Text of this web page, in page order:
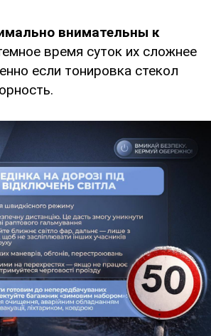
внимательны к
время суток их сложнее
если тонировка стекол